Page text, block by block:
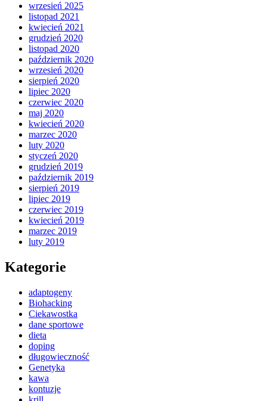
wrzesień 2025
listopad 2021
kwiecień 2021
grudzień 2020
listopad 2020
październik 2020
wrzesień 2020
sierpień 2020
lipiec 2020
czerwiec 2020
maj 2020
kwiecień 2020
marzec 2020
luty 2020
styczeń 2020
grudzień 2019
październik 2019
sierpień 2019
lipiec 2019
czerwiec 2019
kwiecień 2019
marzec 2019
luty 2019
Kategorie
adaptogeny
Biohacking
Ciekawostka
dane sportowe
dieta
doping
długowieczność
Genetyka
kawa
kontuzje